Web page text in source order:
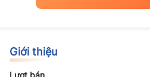
Giới thiệu
Lượt bán